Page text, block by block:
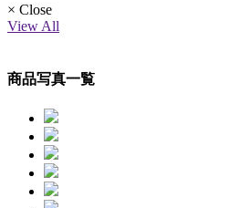
× Close
View All
商品写真一覧